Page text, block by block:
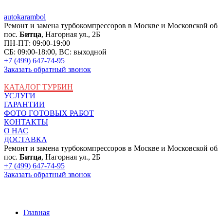
autokarambol
Ремонт и замена турбокомпрессоров в Москве и Московской
пос. Битца, Нагорная ул., 2Б
ПН-ПТ: 09:00-19:00
СБ: 09:00-18:00, ВС: выходной
+7 (499) 647-74-95
Заказать обратный звонок
КАТАЛОГ ТУРБИН
УСЛУГИ
ГАРАНТИИ
ФОТО ГОТОВЫХ РАБОТ
КОНТАКТЫ
О НАС
ДОСТАВКА
Ремонт и замена турбокомпрессоров в Москве и Московской
пос. Битца, Нагорная ул., 2Б
+7 (499) 647-74-95
Заказать обратный звонок
Главная